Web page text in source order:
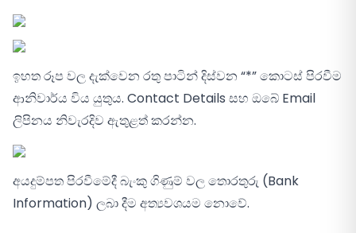
ඉහත රූප වල දැක්වෙන රතු පාටින් දිස්වන “*” කොටස් පිරවීම
ආනිවාර්ය විය යුතුය. Contact Details සහ ඔබේ Email
ලිපිනය නිවැරදිව ඇතුළත් කරන්න.
අයදුම්පත පිරවීමේදී බැංකු ගිණුම් වල තොරතුරු (Bank
Information) ලබා දීම අත්‍යවශයම නොවේ.